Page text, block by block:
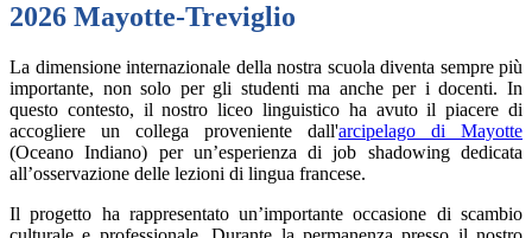
2026 Mayotte-Treviglio
La dimensione internazionale della nostra scuola diventa sempre più
importante, non solo per gli studenti ma anche per i docenti. In
questo contesto, il nostro liceo linguistico ha avuto il piacere di
accogliere un collega proveniente dall'arcipelago di Mayotte
(Oceano Indiano) per un’esperienza di job shadowing dedicata
all’osservazione delle lezioni di lingua francese.
Il progetto ha rappresentato un’importante occasione di scambio